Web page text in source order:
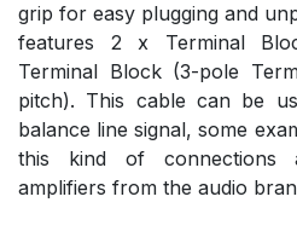
grip for easy plugging and
features 2 x Terminal
Terminal Block (3-pole
pitch). This cable can be
balance line signal, some
this kind of connections
amplifiers from the audio